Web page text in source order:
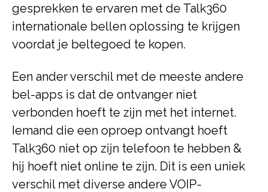
gesprekken te ervaren met de Talk360
internationale bellen oplossing te krijgen
voordat je beltegoed te kopen.
Een ander verschil met de meeste andere
bel-apps is dat de ontvanger niet
verbonden hoeft te zijn met het internet.
Iemand die een oproep ontvangt hoeft
Talk360 niet op zijn telefoon te hebben &
hij hoeft niet online te zijn. Dit is een uniek
verschil met diverse andere VOIP-